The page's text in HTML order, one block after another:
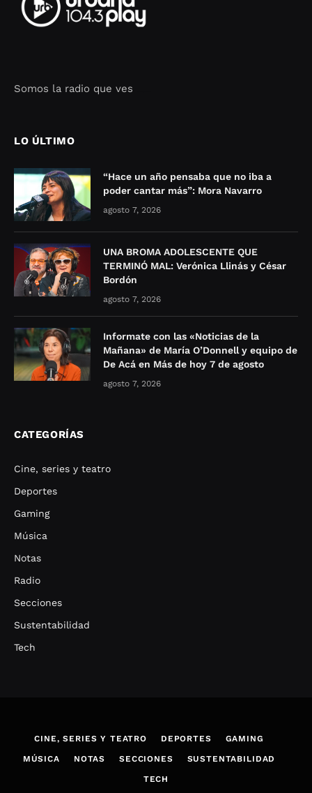
Somos la radio que ves
LO ÚLTIMO
“Hace un año pensaba que no iba a
poder cantar más”: Mora Navarro
agosto 7, 2026
UNA BROMA ADOLESCENTE QUE
TERMINÓ MAL: Verónica Llinás y César
Bordón
agosto 7, 2026
Informate con las «Noticias de la
Mañana» de María O’Donnell y equipo de
De Acá en Más de hoy 7 de agosto
agosto 7, 2026
CATEGORÍAS
Cine, series y teatro
Deportes
Gaming
Música
Notas
Radio
Secciones
Sustentabilidad
Tech
CINE, SERIES Y TEATRO DEPORTES GAMING
MÚSICA NOTAS SECCIONES SUSTENTABILIDAD
TECH